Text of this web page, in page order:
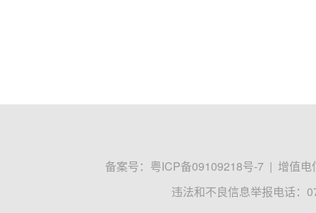
备案号： 粤ICP备09109218号-7 | 增值电
违法和不良信息举报电话：